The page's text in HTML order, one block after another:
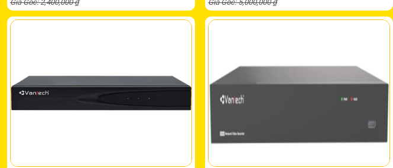
Giá Gốc: 2,400,000 ₫ Giá Gốc: 5,000,000 ₫